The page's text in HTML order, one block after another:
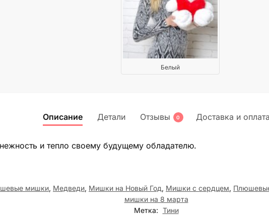
Белый
Описание Детали Отзывы 0 Доставка и оплата
и тепло своему будущему обладателю.
мишки, Медведи, Мишки на Новый Год, Мишки с сердцем,
мишки на 8 марта
Метка: Тини